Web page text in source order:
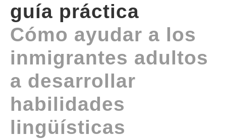
GUIDES
PRATIQUES
COMMUNAUTÉ
GALLERY
guía práctica
Cómo ayudar a los
inmigrantes adultos
a desarrollar
habilidades
lingüísticas